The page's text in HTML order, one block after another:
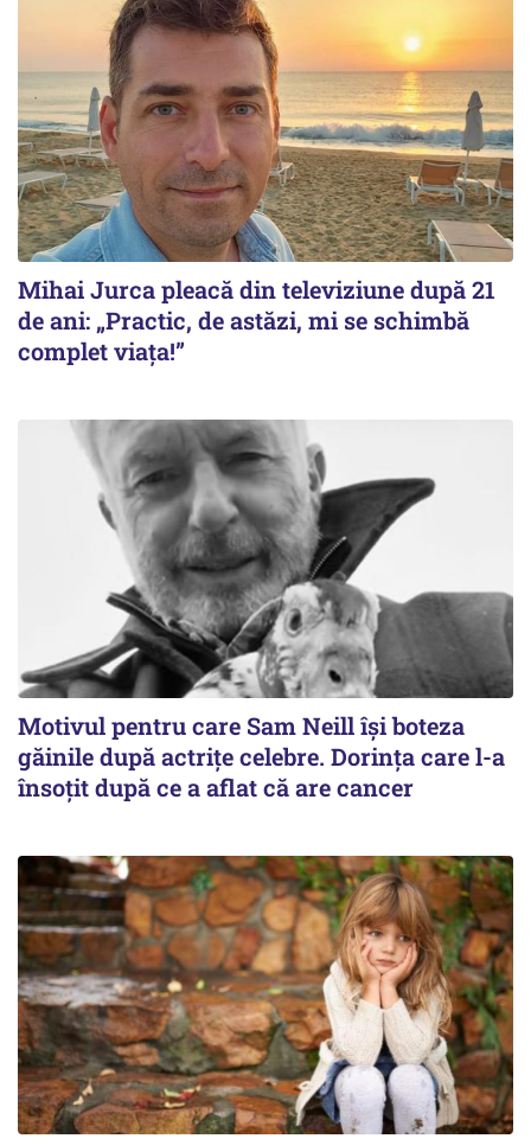
Mihai Jurca pleacă din televiziune după 21
de ani: „Practic, de astăzi, mi se schimbă
complet viața!”
Motivul pentru care Sam Neill își boteza
găinile după actrițe celebre. Dorința care l-a
însoțit după ce a aflat că are cancer